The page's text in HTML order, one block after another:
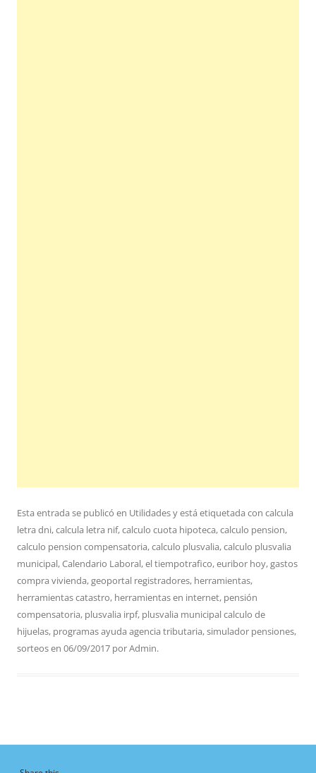
Esta entrada se publicó en Utilidadesy está etiquetada con calcula
letra dni,calcula letra nif,calculo cuota hipoteca,calculo pension,
calculo pension compensatoria,calculo plusvalia,calculo plusvalia
municipal,Calendario Laboral,el tiempotrafico,euribor hoy,gastos
compra vivienda,geoportal registradores, herramientas,
herramientas catastro, herramientas en internet, pensión
compensatoria, plusvalia irpf, plusvalia municipal calculo de
hijuelas, programas ayuda agencia tributaria,simulador pensiones,
sorteosen 06/09/2017 porAdmin.